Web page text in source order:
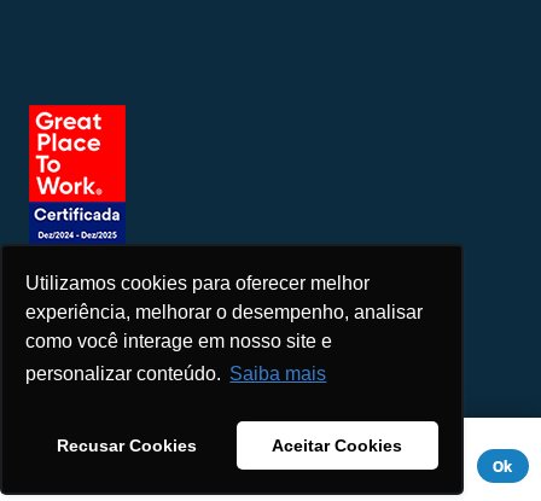
Utilizamos cookies para oferecer melhor
experiência, melhorar o desempenho, analisar
como você interage em nosso site e
personalizar conteúdo. Saiba mais
Recusar Cookies Aceitar Cookies
Seja um patrocinador
Este site usa cookies para melhorar sua experiência. Se você
continuar a usar este site, você concorda com ele.Aviso de
Privacidade
Ok